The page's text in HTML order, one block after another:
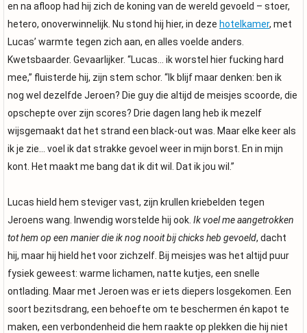
en na afloop had hij zich de koning van de wereld gevoeld – stoer,
hetero, onoverwinnelijk. Nu stond hij hier, in deze hotelkamer, met
Lucas’ warmte tegen zich aan, en alles voelde anders.
Kwetsbaarder. Gevaarlijker. “Lucas… ik worstel hier fucking hard
mee,” fluisterde hij, zijn stem schor. “Ik blijf maar denken: ben ik
nog wel dezelfde Jeroen? Die guy die altijd de meisjes scoorde, die
opschepte over zijn scores? Drie dagen lang heb ik mezelf
wijsgemaakt dat het strand een black-out was. Maar elke keer als
ik je zie… voel ik dat strakke gevoel weer in mijn borst. En in mijn
kont. Het maakt me bang dat ik dit wil. Dat ik jou wil.”
Lucas hield hem steviger vast, zijn krullen kriebelden tegen
Jeroens wang. Inwendig worstelde hij ook. Ik voel me aangetrokken
tot hem op een manier die ik nog nooit bij chicks heb gevoeld, dacht
hij, maar hij hield het voor zichzelf. Bij meisjes was het altijd puur
fysiek geweest: warme lichamen, natte kutjes, een snelle
ontlading. Maar met Jeroen was er iets diepers losgekomen. Een
soort bezitsdrang, een behoefte om te beschermen én kapot te
maken, een verbondenheid die hem raakte op plekken die hij niet